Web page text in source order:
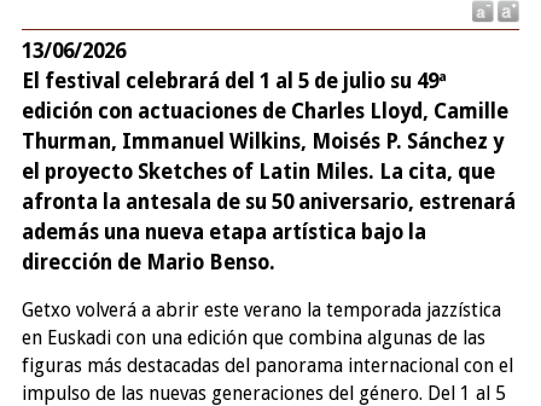
13/06/2026
El festival celebrará del 1 al 5 de julio su 49ª
edición con actuaciones de Charles Lloyd, Camille
Thurman, Immanuel Wilkins, Moisés P. Sánchez y
el proyecto Sketches of Latin Miles. La cita, que
afronta la antesala de su 50 aniversario, estrenará
además una nueva etapa artística bajo la
dirección de Mario Benso.
Getxo volverá a abrir este verano la temporada jazzística
en Euskadi con una edición que combina algunas de las
figuras más destacadas del panorama internacional con el
impulso de las nuevas generaciones del género. Del 1 al 5